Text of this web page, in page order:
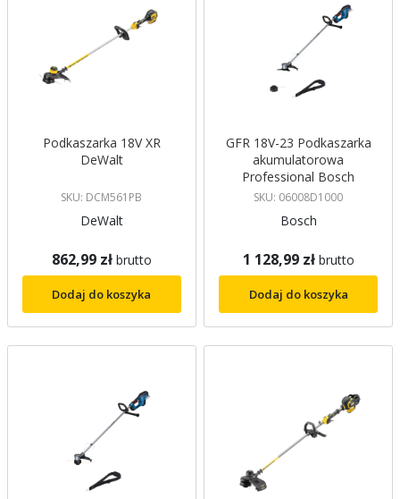
Podkaszarka 18V XR
DeWalt
SKU: DCM561PB
DeWalt
862,99 zł brutto
Dodaj do koszyka
GFR 18V-23 Podkaszarka
akumulatorowa
Professional Bosch
SKU: 06008D1000
Bosch
1 128,99 zł brutto
Dodaj do koszyka